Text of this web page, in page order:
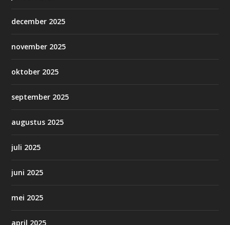
december 2025
november 2025
oktober 2025
september 2025
augustus 2025
juli 2025
juni 2025
mei 2025
april 2025